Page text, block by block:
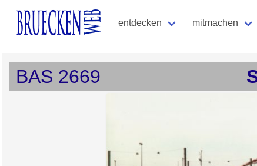
entdecken mitmachen
BAS 2669